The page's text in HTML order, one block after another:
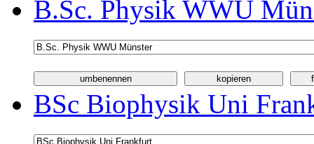
B.Sc. Physik WWU
BSc Biophysik Uni